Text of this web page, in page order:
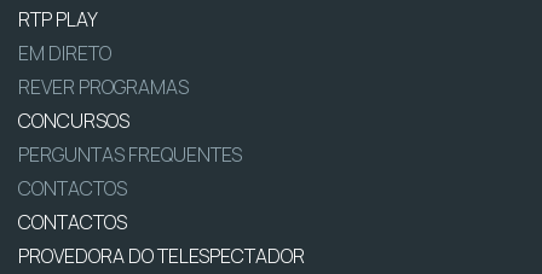
RTP PLAY
EM DIRETO
REVER PROGRAMAS
CONCURSOS
PERGUNTAS FREQUENTES
CONTACTOS
CONTACTOS
PROVEDORA DO TELESPECTADOR